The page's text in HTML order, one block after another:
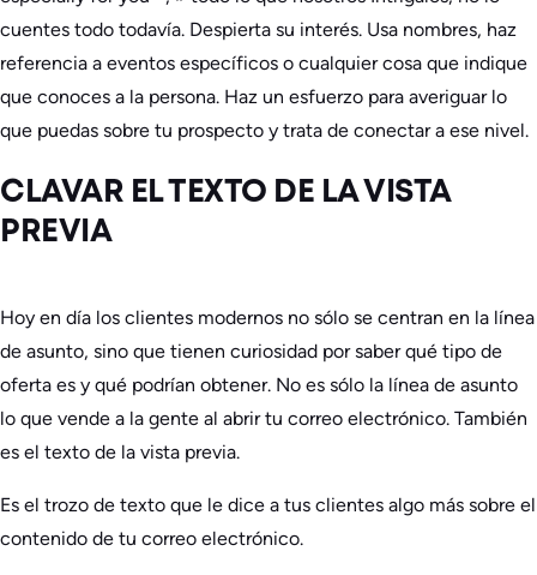
cuentes todo todavía. Despierta su interés. Usa nombres, haz
referencia a eventos específicos o cualquier cosa que indique
que conoces a la persona. Haz un esfuerzo para averiguar lo
que puedas sobre tu prospecto y trata de conectar a ese nivel.
CLAVAR EL TEXTO DE LA VISTA
PREVIA
Hoy en día los clientes modernos no sólo se centran en la línea
de asunto, sino que tienen curiosidad por saber qué tipo de
oferta es y qué podrían obtener. No es sólo la línea de asunto
lo que vende a la gente al abrir tu correo electrónico. También
es el texto de la vista previa.
Es el trozo de texto que le dice a tus clientes algo más sobre el
contenido de tu correo electrónico.